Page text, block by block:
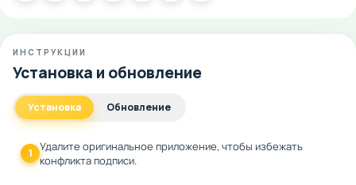
ИНСТРУКЦИИ
Установка и обновление
Установка Обновление
1 Удалите оригинальное приложение, чтобы избежать
конфликта подписи.